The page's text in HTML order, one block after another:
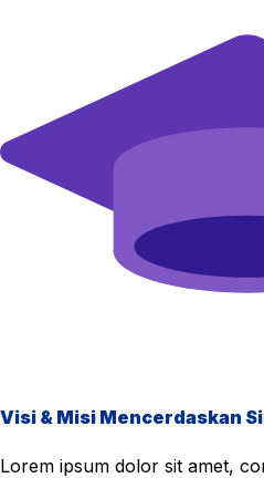
Visi & Misi Mencerdaskan
Lorem ipsum dolor sit amet,